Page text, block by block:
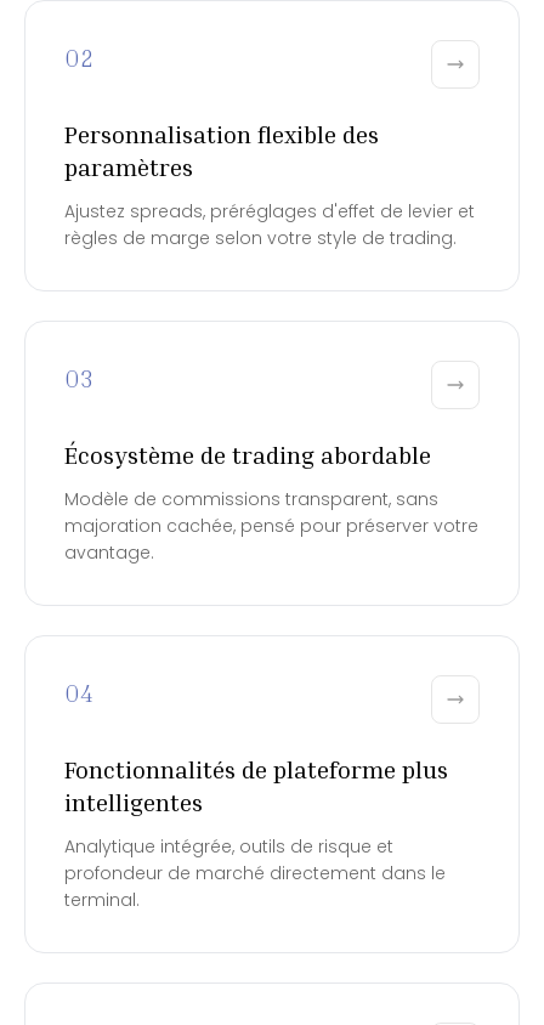
02
Personnalisation flexible des
paramètres
Ajustez spreads, préréglages d'effet de levier et
règles de marge selon votre style de trading.
03
Écosystème de trading abordable
Modèle de commissions transparent, sans
majoration cachée, pensé pour préserver votre
avantage.
04
Fonctionnalités de plateforme plus
intelligentes
Analytique intégrée, outils de risque et
profondeur de marché directement dans le
terminal.